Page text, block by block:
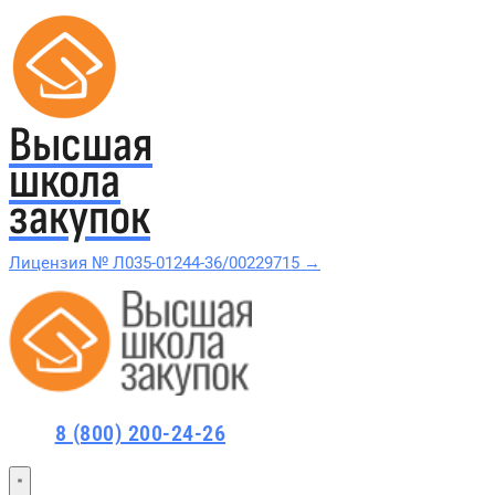
Высшая
школа
закупок
Лицензия № Л035-01244-36/00229715 →
Проверить в реестре Рособрнадзора →
Курсы по 44-ФЗ
8 (800) 200-24-26